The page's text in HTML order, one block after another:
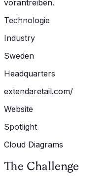
vorantreiben.
Technologie
Industry
Sweden
Headquarters
extendaretail.com/
Website
Spotlight
Cloud Diagrams
The Challenge